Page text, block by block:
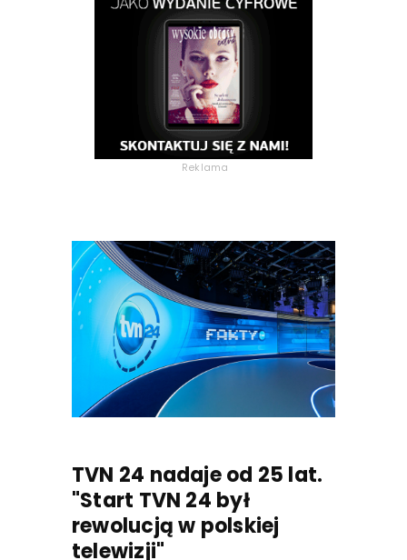
Reklama
TVN 24 nadaje od 25 lat.
"Start TVN 24 był
rewolucją w polskiej
telewizji"